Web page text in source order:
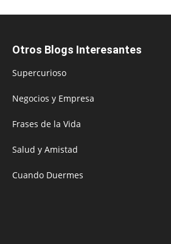
Otros Blogs Interesantes
Supercurioso
Negocios y Empresa
Frases de la Vida
Salud y Amistad
Cuando Duermes